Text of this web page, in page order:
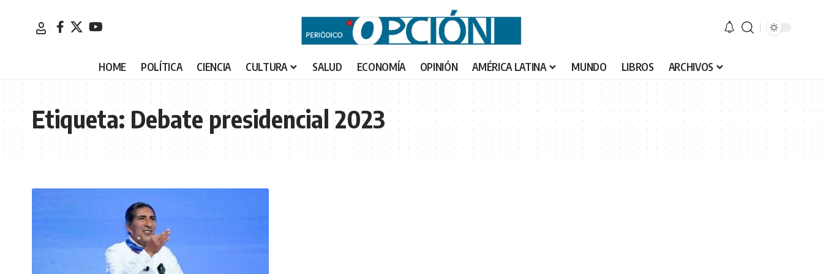
HOME POLÍTICA CIENCIA CULTURA SALUD ECONOMÍA OPINIÓN AMÉRICA LATINA MUNDO LIBROS ARCHIVOS
Etiqueta: Debate presidencial 2023